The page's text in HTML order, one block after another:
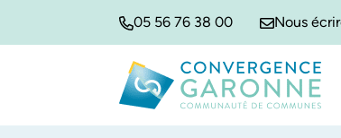
05 56 76 38 00 Nous
Convergence